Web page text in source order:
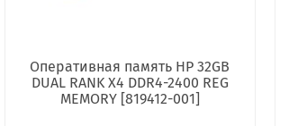
Оперативная память HP 32GB
DUAL RANK X4 DDR4-2400 REG
MEMORY [819412-001]